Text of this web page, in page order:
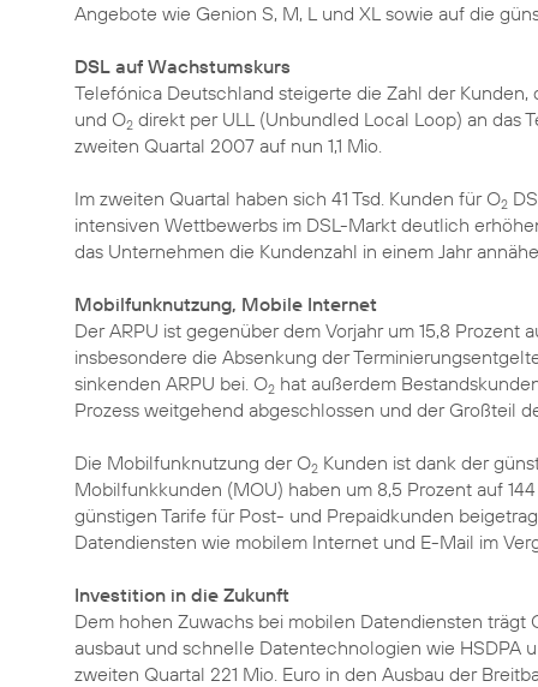
Angebote wie Genion S, M, L und XL sowie auf die
DSL auf Wachstumskurs
Telefónica Deutschland steigerte die Zahl der
und O2 direkt per ULL (Unbundled Local Loop) an das
zweiten Quartal 2007 auf nun 1,1 Mio.
Im zweiten Quartal haben sich 41 Tsd. Kunden für O2
intensiven Wettbewerbs im DSL-Markt deutlich
das Unternehmen die Kundenzahl in einem Jahr
Mobilfunknutzung, Mobile Internet
Der ARPU ist gegenüber dem Vorjahr um 15,8 Prozent
insbesondere die Absenkung der
sinkenden ARPU bei. O2 hat außerdem
Prozess weitgehend abgeschlossen und der Großteil
Die Mobilfunknutzung der O2 Kunden ist dank der
Mobilfunkkunden (MOU) haben um 8,5 Prozent auf
günstigen Tarife für Post- und Prepaidkunden
Datendiensten wie mobilem Internet und E-Mail im
Investition in die Zukunft
Dem hohen Zuwachs bei mobilen Datendiensten trägt
ausbaut und schnelle Datentechnologien wie HSDPA
zweiten Quartal 221 Mio. Euro in den Ausbau der